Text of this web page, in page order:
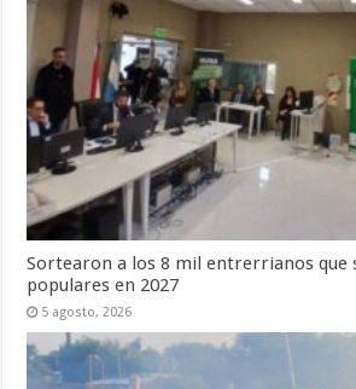
Sortearon a los 8 mil entrerrianos que
populares en 2027
5 agosto, 2026